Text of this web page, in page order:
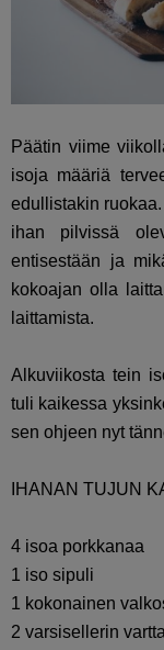
Päätin viime
isoja määriä
edullistakin
ihan pilvissä
entisestään ja
kokoajan olla
laittamista.
Alkuviikosta tein
tuli kaikessa
sen ohjeen nyt
IHANAN TUJUN
4 isoa porkkanaa
1 iso sipuli
1 kokonainen
2 varsisellerin vartta